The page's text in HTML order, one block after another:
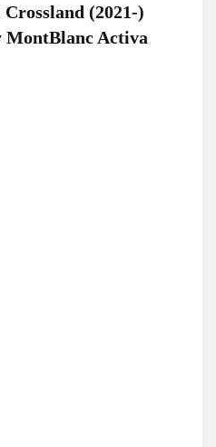
(2021-)
MontBlanc Activa